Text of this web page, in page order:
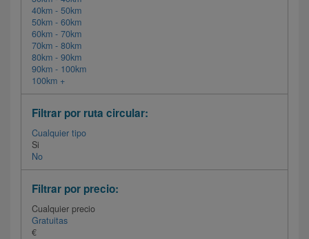
40km - 50km
50km - 60km
60km - 70km
70km - 80km
80km - 90km
90km - 100km
100km +
Filtrar por ruta circular:
Cualquier tipo
Si
No
Filtrar por precio:
Cualquier precio
Gratuitas
€